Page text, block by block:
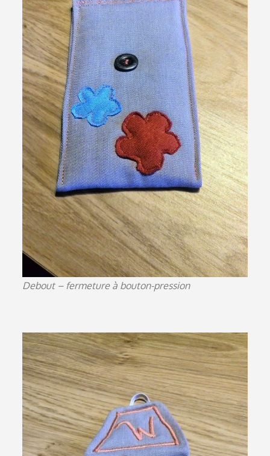
Debout – fermeture à bouton-pression